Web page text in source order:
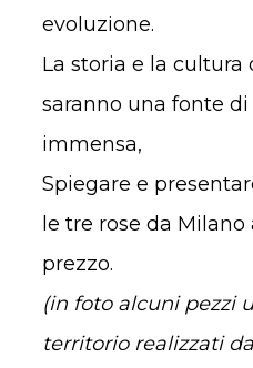
evoluzione.
La storia e la cultura
saranno una fonte
immensa,
Spiegare e
le tre rose da
prezzo.
(in foto alcuni pezzi
territorio realizzati